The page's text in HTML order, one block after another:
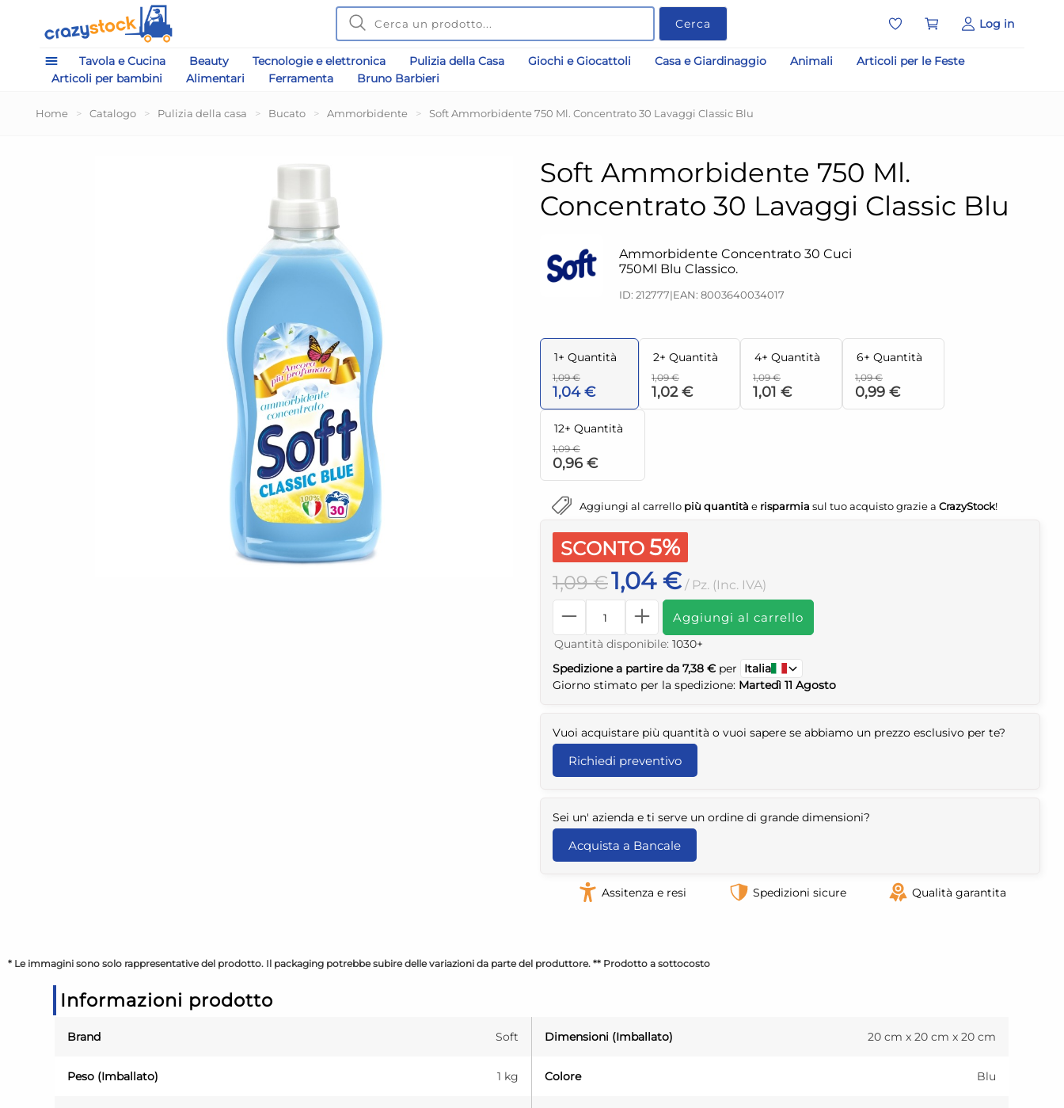
Cerca Log in
Tavola e Cucina Beauty Tecnologie e elettronica Pulizia della Casa Giochi e Giocattoli Casa e Giardinaggio Animali
Articoli per le Feste
Articoli per bambini
Alimentari Ferramenta Bruno Barbieri
Home > Catalogo > Pulizia della casa > Bucato > Ammorbidente > Soft Ammorbidente 750 Ml. Concentrato 30 Lavaggi Classic Blu
Soft Ammorbidente 750 Ml.
Concentrato 30 Lavaggi Classic Blu
Ammorbidente Concentrato 30 Cuci
750Ml Blu Classico.
ID: 212777|EAN: 8003640034017
1+ Quantità
1,09 €
1,04 €
2+ Quantità
1,09 €
1,02 €
4+ Quantità
1,09 €
1,01 €
6+ Quantità
1,09 €
0,99 €
12+ Quantità
1,09 €
0,96 €
Aggiungi al carrello più quantità e risparmia sul tuo acquisto grazie a CrazyStock!
SCONTO 5%
1,09 €1,04 € / Pz. (Inc. IVA)
Aggiungi al carrello
Quantità disponibile: 1030+
Spedizione a partire da 7,38 € per
Italia
Giorno stimato per la spedizione: Martedì 11 Agosto
Vuoi acquistare più quantità o vuoi sapere se abbiamo un prezzo esclusivo per te?
Richiedi preventivo
Sei un' azienda e ti serve un ordine di grande dimensioni?
Acquista a Bancale
Assitenza e resi Spedizioni sicure Qualità garantita
* Le immagini sono solo rappresentative del prodotto. Il packaging potrebbe subire delle variazioni da parte del produttore. ** Prodotto a sottocosto
Informazioni prodotto
Brand Soft Dimensioni (Imballato) 20 cm x 20 cm x 20 cm
Peso (Imballato) 1 kg Colore Blu